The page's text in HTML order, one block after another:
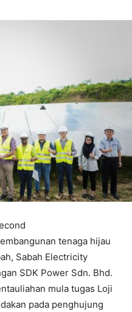
tenaga hijau
Sabah Electricity
SDK Power Sdn. Bhd.
mula tugas Loji
pada penghujung